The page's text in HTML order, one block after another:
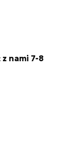
z nami 7-8